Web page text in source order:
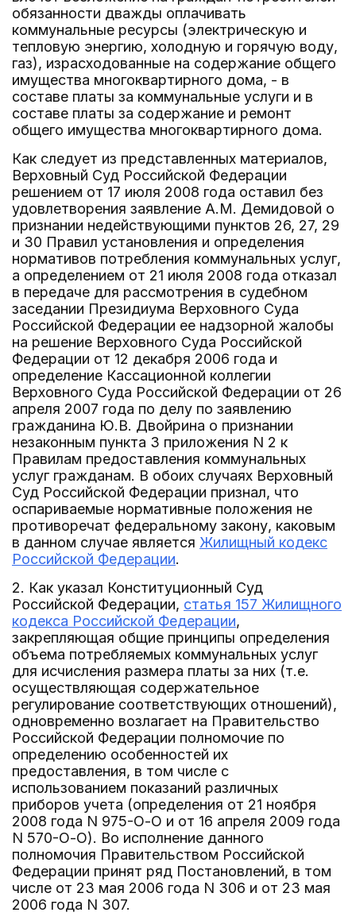
обязанности дважды оплачивать
коммунальные ресурсы (электрическую и
тепловую энергию, холодную и горячую воду,
газ), израсходованные на содержание общего
имущества многоквартирного дома, - в
составе платы за коммунальные услуги и в
составе платы за содержание и ремонт
общего имущества многоквартирного дома.
Как следует из представленных материалов,
Верховный Суд Российской Федерации
решением от 17 июля 2008 года оставил без
удовлетворения заявление А.М. Демидовой о
признании недействующими пунктов 26, 27, 29
и 30 Правил установления и определения
нормативов потребления коммунальных услуг,
а определением от 21 июля 2008 года отказал
в передаче для рассмотрения в судебном
заседании Президиума Верховного Суда
Российской Федерации ее надзорной жалобы
на решение Верховного Суда Российской
Федерации от 12 декабря 2006 года и
определение Кассационной коллегии
Верховного Суда Российской Федерации от 26
апреля 2007 года по делу по заявлению
гражданина Ю.В. Двойрина о признании
незаконным пункта 3 приложения N 2 к
Правилам предоставления коммунальных
услуг гражданам. В обоих случаях Верховный
Суд Российской Федерации признал, что
оспариваемые нормативные положения не
противоречат федеральному закону, каковым
в данном случае является Жилищный кодекс
Российской Федерации.
2. Как указал Конституционный Суд
Российской Федерации, статья 157 Жилищного
кодекса Российской Федерации,
закрепляющая общие принципы определения
объема потребляемых коммунальных услуг
для исчисления размера платы за них (т.е.
осуществляющая содержательное
регулирование соответствующих отношений),
одновременно возлагает на Правительство
Российской Федерации полномочие по
определению особенностей их
предоставления, в том числе с
использованием показаний различных
приборов учета (определения от 21 ноября
2008 года N 975-О-О и от 16 апреля 2009 года
N 570-О-О). Во исполнение данного
полномочия Правительством Российской
Федерации принят ряд Постановлений, в том
числе от 23 мая 2006 года N 306 и от 23 мая
2006 года N 307.